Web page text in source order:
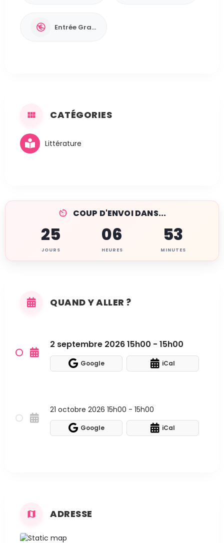
Entrée Gratuite
CATÉGORIES
Littérature
COUP D'ENVOI DANS...
25
JOURS
06
HEURES
53
MINUTES
QUAND Y ALLER ?
2 septembre 2026 15h00 - 15h00
Google iCal
21 octobre 2026 15h00 - 15h00
Google iCal
ADRESSE